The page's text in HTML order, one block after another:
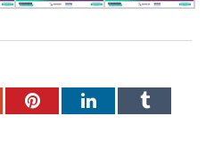
PinterestLinkedInTumblr